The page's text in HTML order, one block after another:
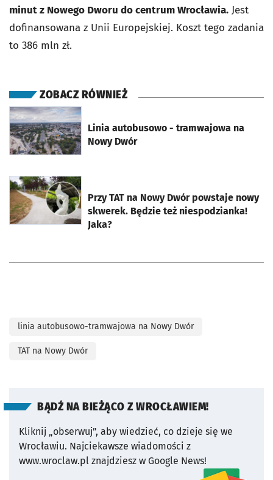
minut z Nowego Dworu do centrum Wrocławia. Jest
dofinansowana z Unii Europejskiej. Koszt tego zadania
to 386 mln zł.
ZOBACZ RÓWNIEŻ
Linia autobusowo - tramwajowa na
Nowy Dwór
otworzy się w nowej karcie
Przy TAT na Nowy Dwór powstaje nowy
skwerek. Będzie też niespodzianka!
Jaka?
otworzy się w nowej karcie
linia autobusowo-tramwajowa na Nowy Dwór
TAT na Nowy Dwór
BĄDŹ NA BIEŻĄCO Z WROCŁAWIEM!
Kliknij „obserwuj”, aby wiedzieć, co dzieje się we
Wrocławiu. Najciekawsze wiadomości z
www.wroclaw.pl znajdziesz w Google News!